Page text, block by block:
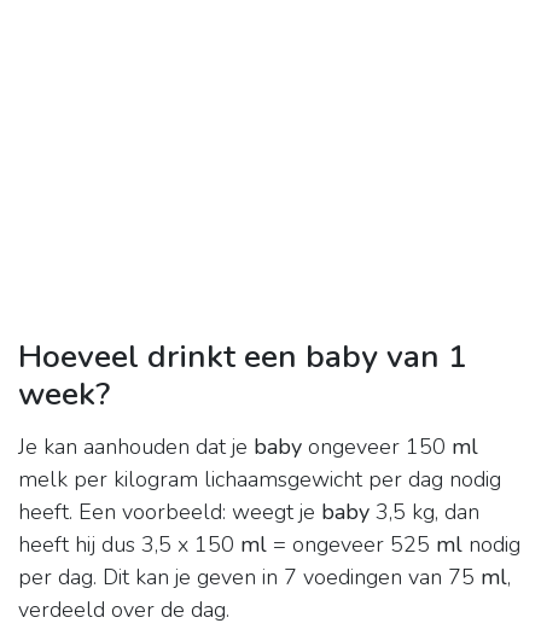
Hoeveel drinkt een baby van 1
week?
Je kan aanhouden dat je baby ongeveer 150 ml
melk per kilogram lichaamsgewicht per dag nodig
heeft. Een voorbeeld: weegt je baby 3,5 kg, dan
heeft hij dus 3,5 x 150 ml = ongeveer 525 ml nodig
per dag. Dit kan je geven in 7 voedingen van 75 ml,
verdeeld over de dag.